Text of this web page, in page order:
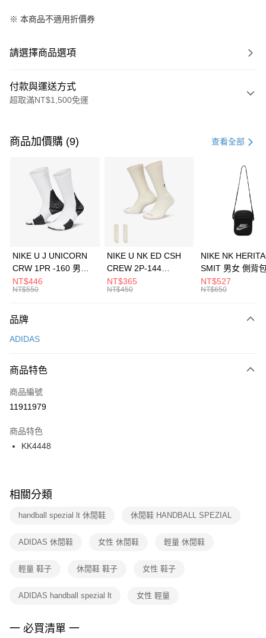
※ 本商品不適用折價券
請選擇商品選項
付款與運送方式
超取滿NT$1,500免運
信用卡一次付款
3 期 0 利率 每期 21家銀行
合作金庫商業銀行
第一商業銀行
華南商業銀行
彰化商業銀行
上海商業儲蓄銀行
元大商業銀行
台灣樂天信用卡公司
Apple Pay
全盈+PAY
AFTEE先享後付
【關於「AFTEE先享後付」】
便利好安心！
３．安心：先確認商品／服務後，再付款。
【「AFTEE先享後付」結帳流程】
１．於結帳方式選擇「AFTEE先享後付」後，將跳轉至「AFTEE先享後付」
２．訂單成立數日內，您將收到繳費通知簡訊。
３．收到繳費通知簡訊後14天內，點擊此簡訊中的連結，可透過四大超商／
ATM／網路銀行／等多元方式進行付款，方視為交易完成。
※ 交易是否成功請以「AFTEE先享後付 」之結帳頁面顯示為準，若有關於
是否繳費成功／繳費後需取消欲退款等相關疑問，請聯繫「AFTEE先享後付
客戶支援中心」https://netprotections.freshdesk.com/support/home
１．透過由恩沛科技股份有限公司提供之「AFTEE先享後付」服務完成之交
權轉讓予恩沛科技股份有限公司。
３．未成年的使用者請事先徵得法定代理人或監護人之同意方可使用
４．使用「AFTEE先享後付」時，將依據個別帳號之用戶狀況，依本公司即
運送方式
每筆NT$100，滿NT$1,500(含以上)免運費
宅配
每筆NT$100，滿NT$1,500(含以上)免運費
付款後門市自取
每筆NT$100，滿NT$1,500(含以上)免運費
商品加價購 (9) 查看全部
NIKE U J UNICORN
CRW 1PR -160 男女
中統襪 FZ3393100
NT$446
NT$550
NIKE U NK ED CSH
CREW 2P-144
EMBRDY 男女 短統襪
FZ3073133
NT$365
NT$450
NIKE NK
SMIT 男女 側背
BA5871010
NT$527
NT$650
品牌
ADIDAS
商品特色
商品編號
11911979
商品特色
KK4448
相關分類
handball spezial lt 休閒鞋 休閒鞋 HANDBALL SPEZIAL
ADIDAS 休閒鞋 女性 休閒鞋 輕量 休閒鞋
輕量 鞋子 休閒鞋 鞋子 女性 鞋子
ADIDAS handball spezial lt 女性 輕量
一 必買清單 一